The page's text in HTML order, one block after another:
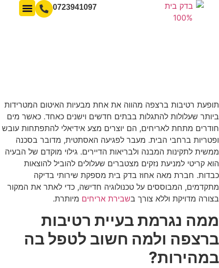
לתוכן 0723941097
תופעת רטיבות ברצפה מהווה את אחת מבעיות האיטום המטרידות
ביותר שעלולות להתגלות בבתים חדשים וישנים כאחד. כאשר מים
חודרים מתחת לאריחים, הם יוצרים מצע אידיאלי להתפתחות עובש
ופטריות ברחבי הבית. מעבר לפגיעה האסתטית, מדובר בסכנה
ממשית לתקינות המבנה ולבריאות הדיירים. גילוי מוקדם של הבעיה
הוא קריטי למניעת נזקים מצטברים שעלולים להוביל להוצאות
כבדות. חברת מאה אחוז בדק בית מספקת שירותי בדיקה
מתקדמים, המבוססים על טכנולוגיה חדישה, כדי לאתר את המקור
בצורה מדויקת וללא צורך בשבירת אריחים מיותרת.
ממה נגרמת בעיית רטיבות
ברצפה ולמה חשוב לטפל בה
במהירות?